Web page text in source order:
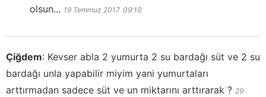
olsun... 19 Temmuz 2017 09:10
Çiğdem: Kevser abla 2 yumurta 2 su bardağı süt ve 2 su
bardağı unla yapabilir miyim yani yumurtaları
arttırmadan sadece süt ve un miktarını arttırarak ? 29